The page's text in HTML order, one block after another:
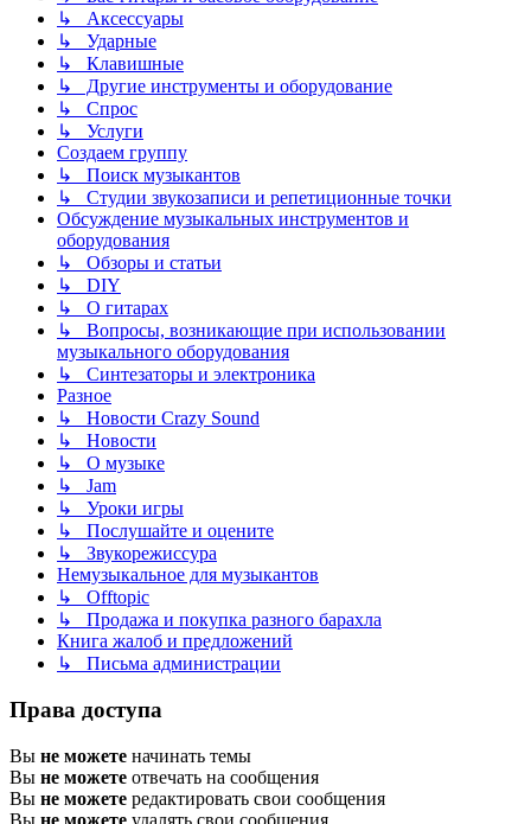
↳ Аксессуары
↳ Ударные
↳ Клавишные
↳ Другие инструменты и оборудование
↳ Спрос
↳ Услуги
Создаем группу
↳ Поиск музыкантов
↳ Студии звукозаписи и репетиционные точки
Обсуждение музыкальных инструментов и
оборудования
↳ Обзоры и статьи
↳ DIY
↳ О гитарах
↳ Вопросы, возникающие при использовании
музыкального оборудования
↳ Синтезаторы и электроника
Разное
↳ Новости Crazy Sound
↳ Новости
↳ О музыке
↳ Jam
↳ Уроки игры
↳ Послушайте и оцените
↳ Звукорежиссура
Немузыкальное для музыкантов
↳ Offtopic
↳ Продажа и покупка разного барахла
Книга жалоб и предложений
↳ Письма администрации
Права доступа
Вы не можете начинать темы
Вы не можете отвечать на сообщения
Вы не можете редактировать свои сообщения
Вы не можете удалять свои сообщения